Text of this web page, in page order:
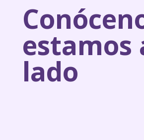
estamos
lado